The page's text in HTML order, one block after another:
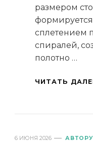
размером
сплетением
спиралей,
полотно …
ЧИТАТЬ
6 ИЮНЯ 2026